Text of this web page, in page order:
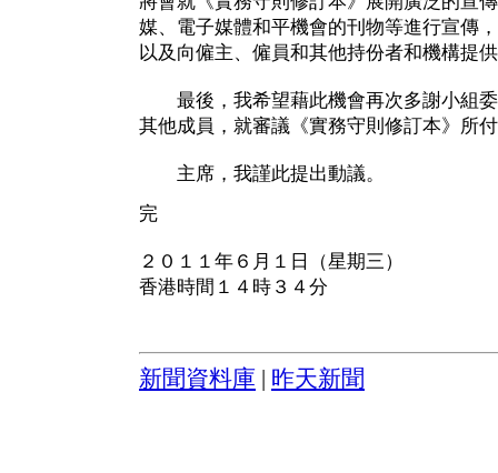
媒、電子媒體和平機會的刊物等進行宣傳
以及向僱主、僱員和其他持份者和機構提
最後，我希望藉此機會再次多謝小組委
其他成員，就審議《實務守則修訂本》所
主席，我謹此提出動議。
完
２０１１年６月１日（星期三）
香港時間１４時３４分
新聞資料庫 昨天新聞